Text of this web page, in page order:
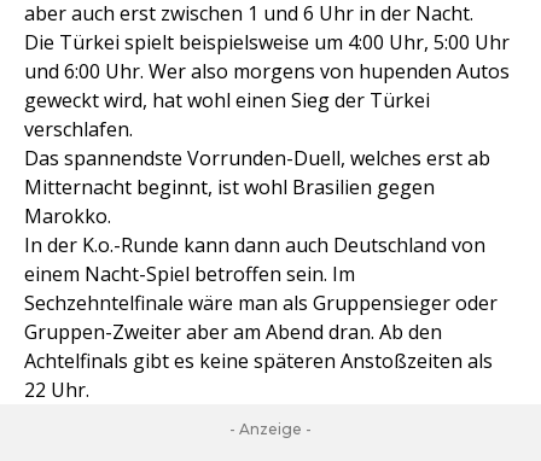
aber auch erst zwischen 1 und 6 Uhr in der Nacht.
Die Türkei spielt beispielsweise um 4:00 Uhr, 5:00 Uhr
und 6:00 Uhr. Wer also morgens von hupenden Autos
geweckt wird, hat wohl einen Sieg der Türkei
verschlafen.
Das spannendste Vorrunden-Duell, welches erst ab
Mitternacht beginnt, ist wohl Brasilien gegen
Marokko.
In der K.o.-Runde kann dann auch Deutschland von
einem Nacht-Spiel betroffen sein. Im
Sechzehntelfinale wäre man als Gruppensieger oder
Gruppen-Zweiter aber am Abend dran. Ab den
Achtelfinals gibt es keine späteren Anstoßzeiten als
22 Uhr.
- Anzeige -